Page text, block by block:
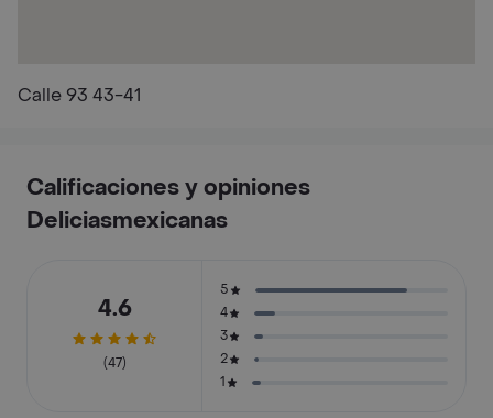
Calle 93 43-41
Calificaciones y opiniones
Deliciasmexicanas
4.6
(47)
5
4
3
2
1